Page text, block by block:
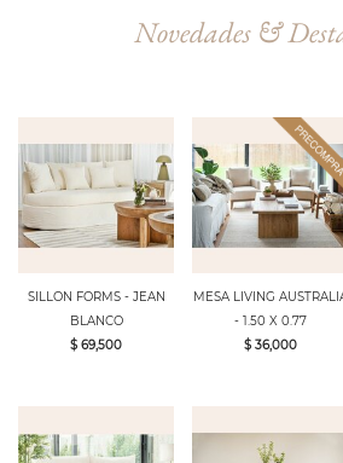
Novedades &
SILLON FORMS - JEAN
BLANCO
$ 69,500
MESA LIVING
- 1.50 X 0.77
$ 36,000